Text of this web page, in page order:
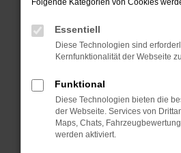
Prüfe deine
Manche Erweiterungen, wie
verhindern. Funktioniert die
anderen Browser oder in
Fenster?
Starte dein Gerät neu.
Folgende Kategorien von Cookies
Essentiell
Diese Technologien sind
Kernfunktionalität der Webseite
Funktional
Diese Technologien bieten die
der Webseite. Services von
Maps, Chats,
werden aktiviert.